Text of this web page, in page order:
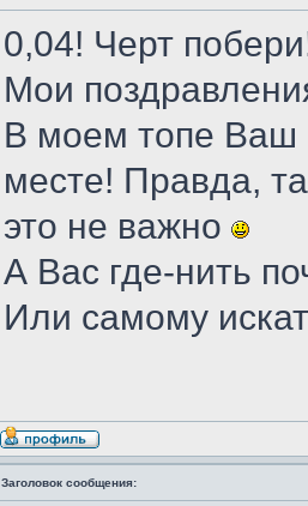
0,04! Черт
Мои
В моем топе Ваш
месте! Правда,
это не важно
А Вас где-нить
Или самому
Заголовок сообщения: